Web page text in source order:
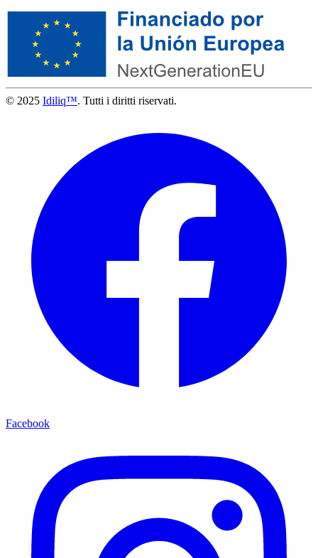
© 2025 Idiliq™. Tutti i diritti riservati.
Facebook